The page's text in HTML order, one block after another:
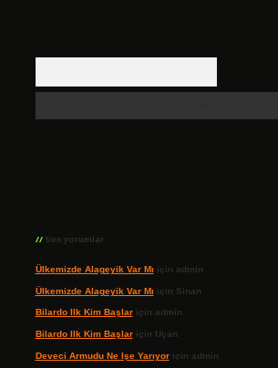
Son yorumlar
Ülkemizde Alageyik Var Mı için admin
Ülkemizde Alageyik Var Mı için Sinan
Bilardo Ilk Kim Başlariçin admin
Bilardo Ilk Kim Başlariçin Uçan
Deveci Armudu Ne Işe Yarıyoriçin admin